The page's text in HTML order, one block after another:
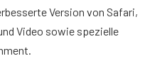
Version von Safari,
Video sowie spezielle